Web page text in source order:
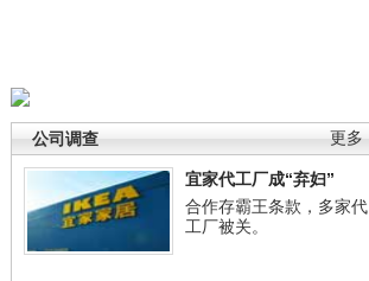
更多
公司调查
宜家代工厂成“弃妇”
合作存霸王条款，多家代
工厂被关。